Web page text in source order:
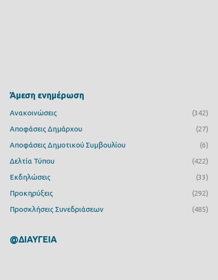
Άμεση ενημέρωση
Ανακοινώσεις
(342)
Αποφάσεις Δημάρχου
(27)
Αποφάσεις Δημοτικού Συμβουλίου
(6)
Δελτία Τύπου
(422)
Εκδηλώσεις
(33)
Προκηρύξεις
(292)
Προσκλήσεις Συνεδριάσεων
(485)
@ΔΙΑΥΓΕΙΑ